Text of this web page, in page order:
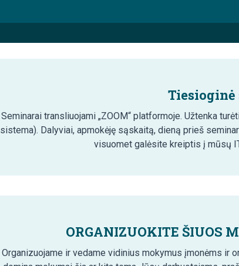
Seminarai transliuojami „ZOOM“ platformoje. Užtenka
sistema). Dalyviai, apmokėję sąskaitą, dieną prieš
visuomet galėsite kreiptis į mūsų
ORGANIZUOKITE ŠIUOS
Organizuojame ir vedame vidinius mokymus įmonėms ir